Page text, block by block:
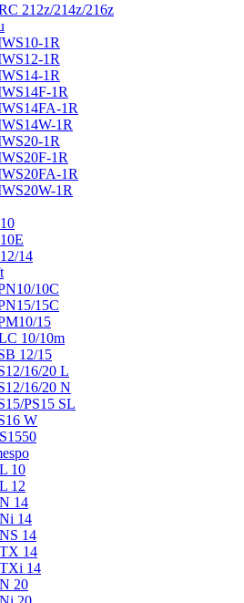
212z/214z/216z
1R
1R
1R
1R
1R
1R
1R
1R
1R
1R
14
10C
15C
15
10/10m
12/15
16/20 L
16/20 N
PS15 SL
W
10
12
14
14
14
14
14
20